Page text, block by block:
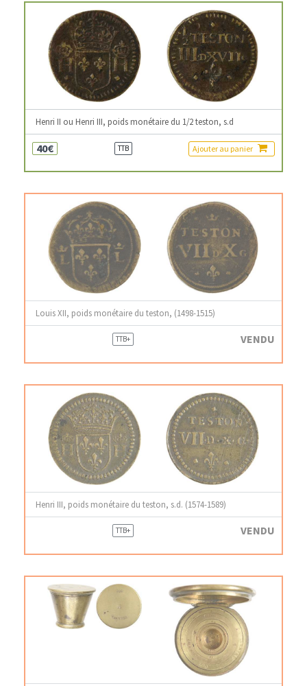
Henri II ou Henri III, poids monétaire du 1/2 teston, s.d
40€ TTB Ajouter au panier
Louis XII, poids monétaire du teston, (1498-1515)
TTB+ VENDU
Henri III, poids monétaire du teston, s.d. (1574-1589)
TTB+ VENDU